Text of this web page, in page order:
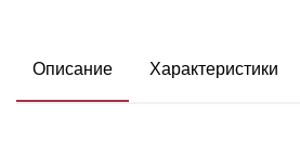
Описание Характеристики